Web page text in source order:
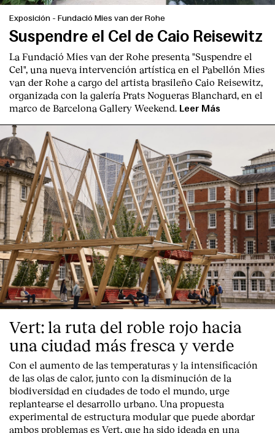
Exposición - Fundació Mies van der Rohe
Suspendre el Cel de Caio Reisewitz
La Fundació Mies van der Rohe presenta "Suspendre el
Cel", una nueva intervención artística en el Pabellón Mies
van der Rohe a cargo del artista brasileño Caio Reisewitz,
organizada con la galería Prats Nogueras Blanchard, en el
marco de Barcelona Gallery Weekend. Leer Más
Vert: la ruta del roble rojo hacia
una ciudad más fresca y verde
Con el aumento de las temperaturas y la intensificación
de las olas de calor, junto con la disminución de la
biodiversidad en ciudades de todo el mundo, urge
replantearse el desarrollo urbano. Una propuesta
experimental de estructura modular que puede abordar
ambos problemas es Vert, que ha sido ideada en una